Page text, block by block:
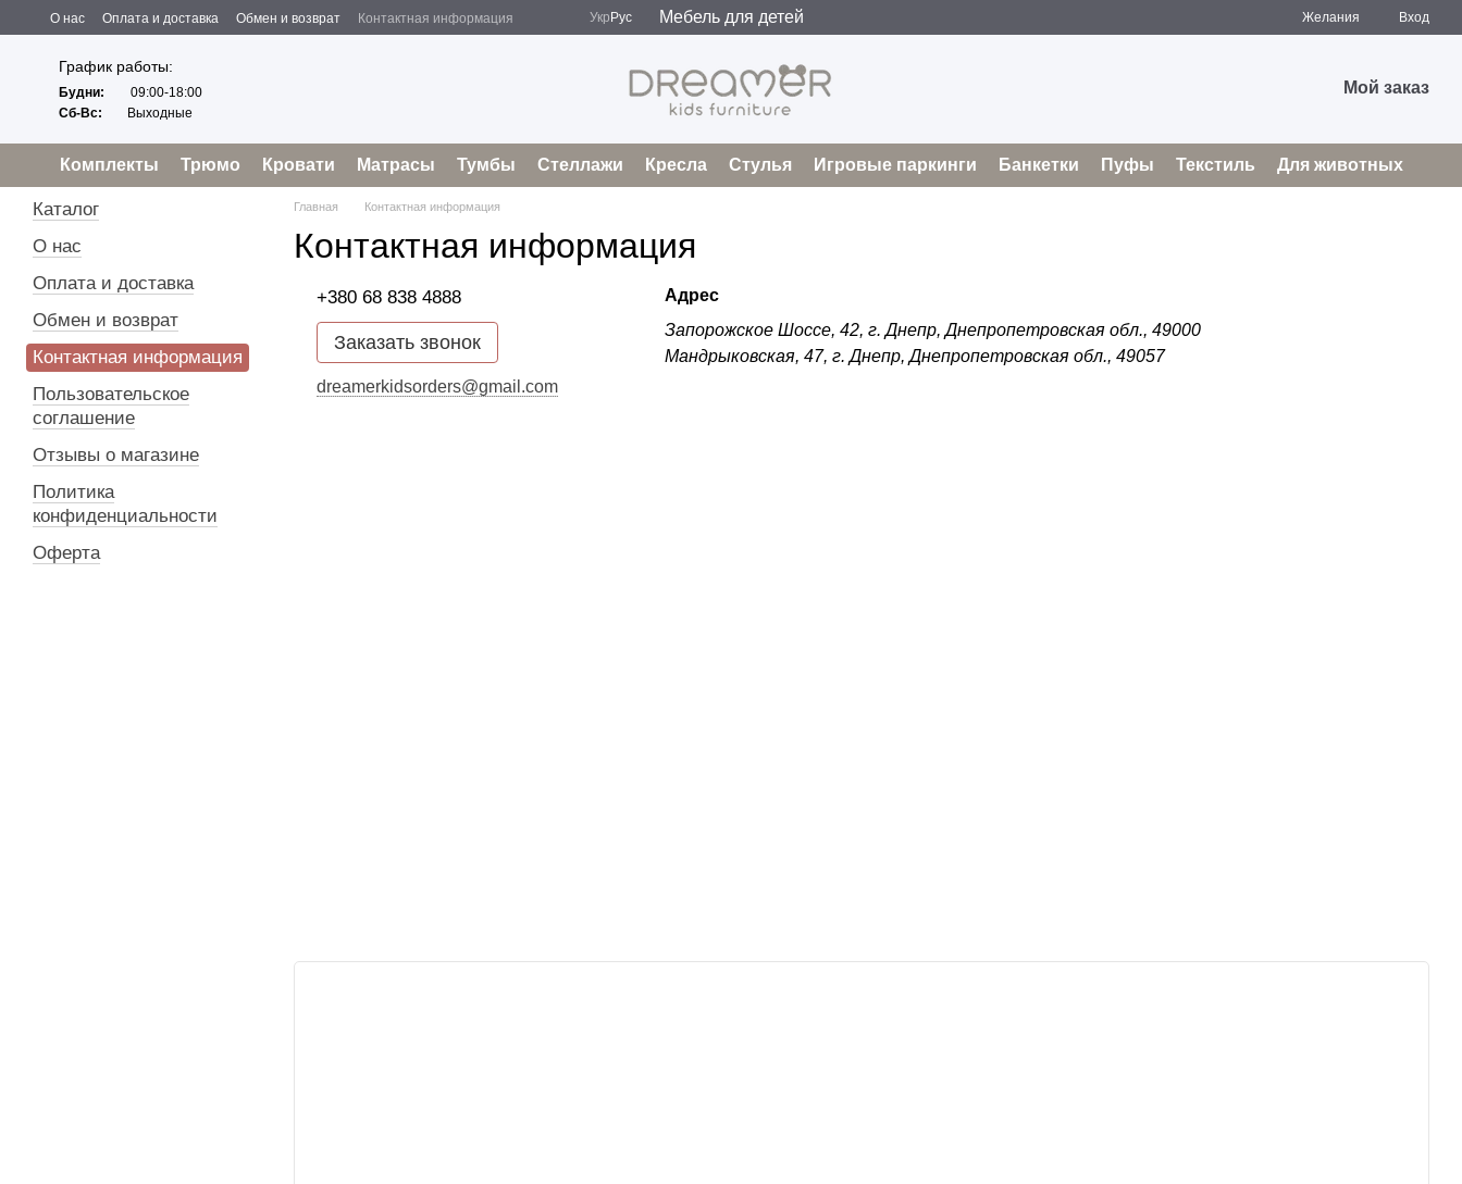
Перейти к основному контенту
О нас Оплата и доставка Обмен и возврат
Контактная информация
Пользовательское соглашение
Отзывы о магазине
Политика конфиденциальности
Укр Рус Мебель для детей Желания Вход
График работы:
Будни:
09:00-18:00
Сб-Вс:
Выходные
Мой заказ
Комплекты Трюмо Кровати Матрасы Тумбы Стеллажи Кресла Стулья Игровые паркинги Банкетки Пуфы Текстиль Для животных
Главная Контактная информация
Контактная информация
+380 68 838 4888
Заказать звонок
dreamerkidsorders@gmail.com
Адрес
Запорожское Шоссе, 42, г. Днепр, Днепропетровская обл., 49000
Мандрыковская, 47, г. Днепр, Днепропетровская обл., 49057
Каталог
О нас
Оплата и доставка
Обмен и возврат
Контактная информация
Пользовательское
соглашение
Отзывы о магазине
Политика
конфиденциальности
Оферта